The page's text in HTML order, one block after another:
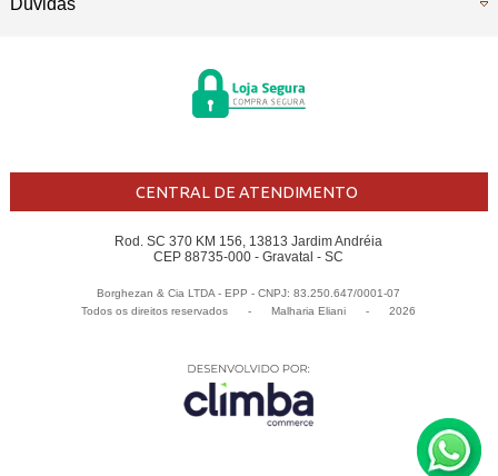
Dúvidas
CENTRAL DE ATENDIMENTO
Rod. SC 370 KM 156, 13813 Jardim Andréia
CEP 88735-000 - Gravatal - SC
Borghezan & Cia LTDA - EPP - CNPJ: 83.250.647/0001-07
Todos os direitos reservados
- Malharia Eliani - 2026